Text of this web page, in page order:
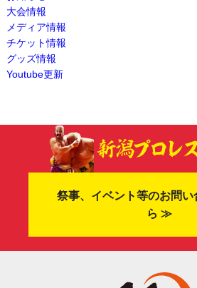
大会情報
メディア情報
チケット情報
グッズ情報
Youtube更新
祭事、イベント等のお問い
ら ≫